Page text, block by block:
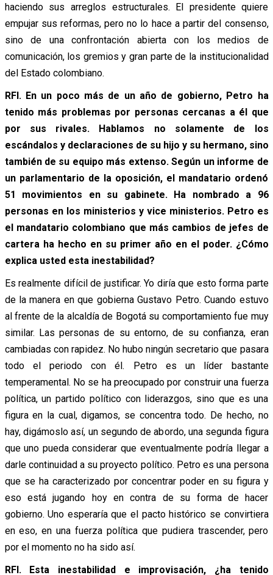
haciendo sus arreglos estructurales. El presidente quiere
empujar sus reformas, pero no lo hace a partir del consenso,
sino de una confrontación abierta con los medios de
comunicación, los gremios y gran parte de la institucionalidad
del Estado colombiano.
RFI. En un poco más de un año de gobierno, Petro ha
tenido más problemas por personas cercanas a él que
por sus rivales. Hablamos no solamente de los
escándalos y declaraciones de su hijo y su hermano, sino
también de su equipo más extenso. Según un informe de
un parlamentario de la oposición, el mandatario ordenó
51 movimientos en su gabinete. Ha nombrado a 96
personas en los ministerios y vice ministerios. Petro es
el mandatario colombiano que más cambios de jefes de
cartera ha hecho en su primer año en el poder. ¿Cómo
explica usted esta inestabilidad?
Es realmente difícil de justificar. Yo diría que esto forma parte
de la manera en que gobierna Gustavo Petro. Cuando estuvo
al frente de la alcaldía de Bogotá su comportamiento fue muy
similar. Las personas de su entorno, de su confianza, eran
cambiadas con rapidez. No hubo ningún secretario que pasara
todo el periodo con él. Petro es un líder bastante
temperamental. No se ha preocupado por construir una fuerza
política, un partido político con liderazgos, sino que es una
figura en la cual, digamos, se concentra todo. De hecho, no
hay, digámoslo así, un segundo de abordo, una segunda figura
que uno pueda considerar que eventualmente podría llegar a
darle continuidad a su proyecto político. Petro es una persona
que se ha caracterizado por concentrar poder en su figura y
eso está jugando hoy en contra de su forma de hacer
gobierno. Uno esperaría que el pacto histórico se convirtiera
en eso, en una fuerza política que pudiera trascender, pero
por el momento no ha sido así.
RFI. Esta inestabilidad e improvisación, ¿ha tenido